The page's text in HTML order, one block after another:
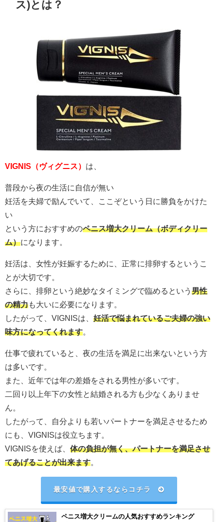
ス)とは？
VIGNIS（ヴィグニス） は、
普段から夜の生活に自信が無い
妊活を夫婦で励んでいて、ここぞという日に勝負をかけた
い
という方におすすめのペニス増大クリーム（ボディクリー
ム）になります。
妊活は、女性が妊娠するために、正常に排卵するというこ
とが大切です。
さらに、排卵という絶妙なタイミングで臨めるという 男性
の精力も大いに必要になります。
したがって、VIGNISは、 妊活で悩まれているご夫婦の強い
味方になってくれます。
仕事で疲れていると、夜の生活を満足に出来ないという方
は多いです。
また、近年では年の差婚をされる男性が多いです。
二回り以上年下の女性と結婚される方も少なくありませ
ん。
したがって、自分よりも若いパートナーを満足させるため
にも、VIGNISは役立ちます。
VIGNISを使えば、 体の負担が無く、パートナーを満足させ
てあげることが出来ます。
最安値で購入するならコチラ
ペニス増大クリームの人気おすすめランキング